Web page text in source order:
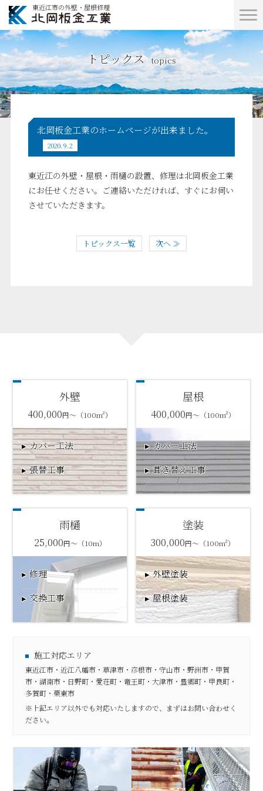
東近江市の外壁・屋根修理
トピックス topics
北岡板金工業のホームページが出来ました。
2020.9.2
東近江の外壁・屋根・雨樋の設置、修理は北岡板金工業
にお任せください。ご連絡いただければ、すぐにお伺い
させていただきます。
トピックス一覧 次へ ≫
外壁
400,000円～（100m²）
カバー工法
張替工事
屋根
400,000円～（100m²）
カバー工法
葺き替え工事
雨樋
25,000円～（10m）
修理
交換工事
塗装
300,000円～（100m²）
外壁塗装
屋根塗装
施工対応エリア
東近江市・近江八幡市・草津市・彦根市・守山市・野洲市・甲賀
市・湖南市・日野町・愛荘町・竜王町・大津市・豊郷町・甲良町・
多賀町・栗東市
※上記エリア以外でも対応いたしますので、まずはお問い合わせく
ださい。